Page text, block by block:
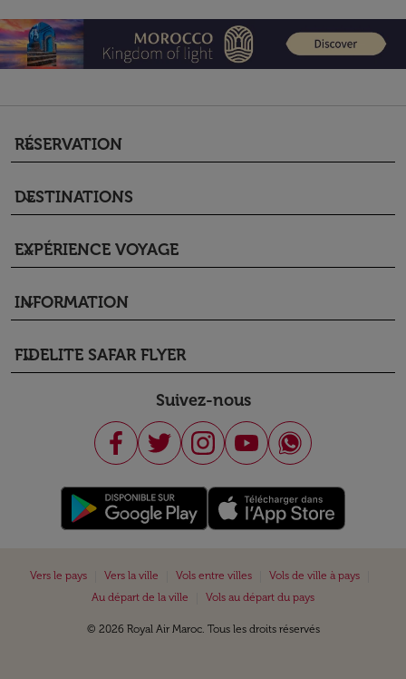
RÉSERVATION
keyboard_arrow_down
DESTINATIONS
keyboard_arrow_down
EXPÉRIENCE VOYAGE
keyboard_arrow_down
INFORMATION
keyboard_arrow_down
FIDELITE SAFAR FLYER
keyboard_arrow_down
Suivez-nous
Vers le pays Vers la ville Vols entre villes Vols de ville à pays
Au départ de la ville
Vols au départ du pays
© 2026 Royal Air Maroc. Tous les droits réservés